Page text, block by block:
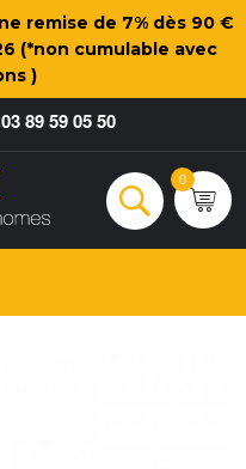
remise de 7% dès 90 €
(*non cumulable avec
)
03 89 59 05 50
Rechercher
0